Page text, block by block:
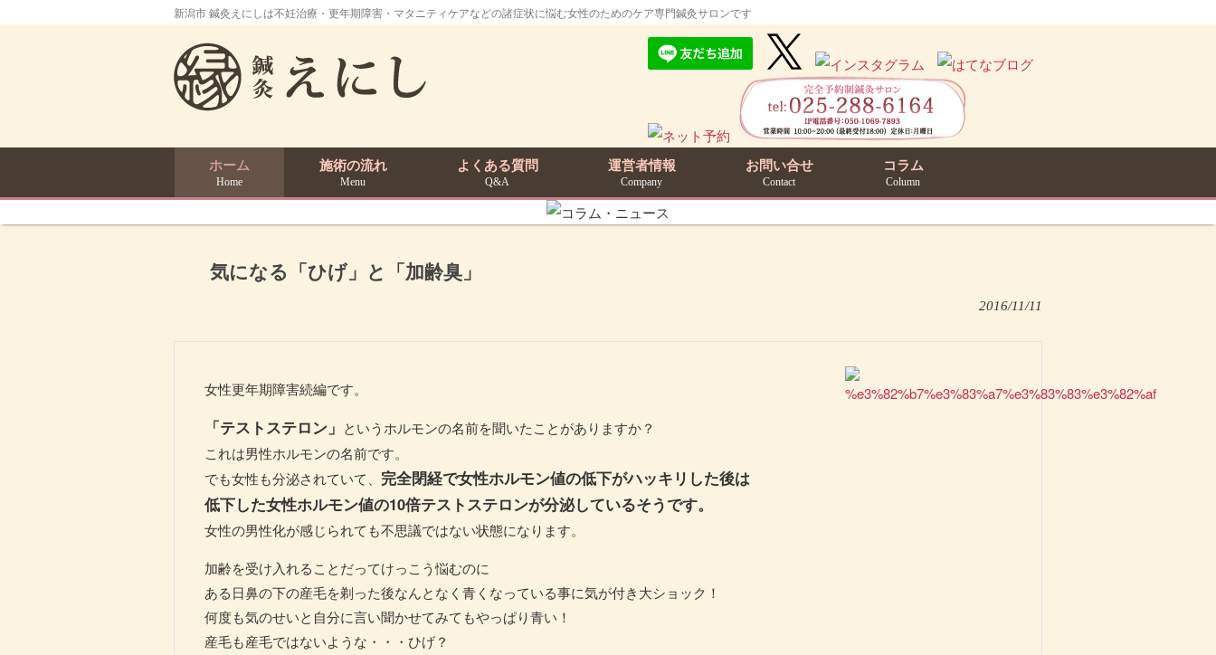
新潟市 鍼灸えにしは不妊治療・更年期障害・マタニティケアなどの諸症状に悩む女性のためのケア専門鍼灸サロンです
ホーム
Home
施術の流れ
Menu
よくある質問
Q&A
運営者情報
Company
お問い合せ
Contact
コラム
Column
気になる「ひげ」と「加齢臭」
2016/11/11
女性更年期障害続編です。
「テストステロン」 というホルモンの名前を聞いたことがありますか？
これは男性ホルモンの名前です。
でも女性も分泌されていて、 完全閉経で女性ホルモン値の低下がハッキリした後は
低下した女性ホルモン値の10倍テストステロンが分泌しているそうです。
女性の男性化が感じられても不思議ではない状態になります。
加齢を受け入れることだってけっこう悩むのに
ある日鼻の下の産毛を剃った後なんとなく青くなっている事に気が付き大ショック！
何度も気のせいと自分に言い聞かせてみてもやっぱり青い！
産毛も産毛ではないような・・・ひげ？